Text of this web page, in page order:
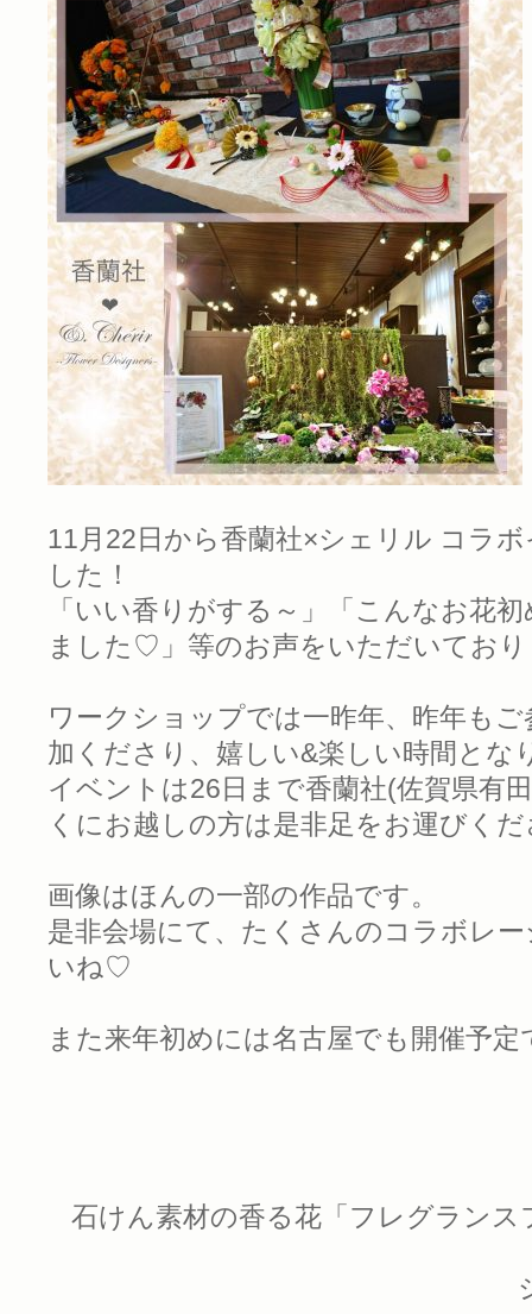
11月22日から香蘭社×シェリル コラ
した！
「いい香りがする～」「こんなお花
ました♡」等のお声をいただいてお
ワークショップでは一昨年、昨年も
加くださり、嬉しい&楽しい時間とな
イベントは26日まで香蘭社(佐賀県有
くにお越しの方は是非足をお運びく
画像はほんの一部の作品です。
是非会場にて、たくさんのコラボレ
いね♡
また来年初めには名古屋でも開催予定
石けん素材の香る花「フレグラン